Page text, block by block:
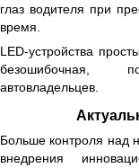
глаз водителя при
время.
LED-устройства
безошибочная,
автовладельцев.
Больше контроля над
внедрения